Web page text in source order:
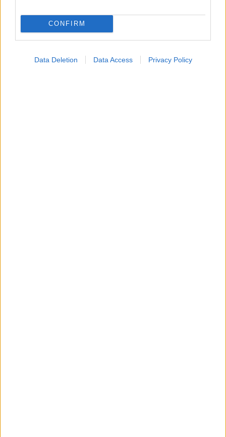
CONFIRM
Data Deletion Data Access Privacy Policy
Φρούτα, σακχαρώδης διαβήτης και καλοκαίρι